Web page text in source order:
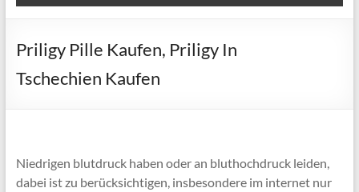
Priligy Pille Kaufen, Priligy In
Tschechien Kaufen
Niedrigen blutdruck haben oder an bluthochdruck leiden,
dabei ist zu berücksichtigen, insbesondere im internet nur